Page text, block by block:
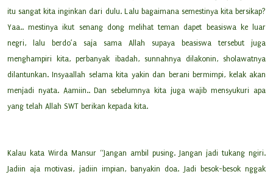
itu sangat kita inginkan dari dulu. Lalu bagaimana semestinya kita bersikap?
Yaa.. mestinya ikut senang dong melihat teman dapet beasiswa ke luar
negri, lalu berdo’a saja sama Allah supaya beasiswa tersebut juga
menghampiri kita, perbanyak ibadah, sunnahnya dilakonin, sholawatnya
dilantunkan. Insyaallah selama kita yakin dan berani bermimpi, kelak akan
menjadi nyata. Aamiin.. Dan sebelumnya kita juga wajib mensyukuri apa
yang telah Allah SWT berikan kepada kita.
Kalau kata Wirda Mansur “Jangan ambil pusing. Jangan jadi tukang ngiri.
Jadiin aja motivasi, jadiin impian, banyakin doa. Jadi besok-besok nggak